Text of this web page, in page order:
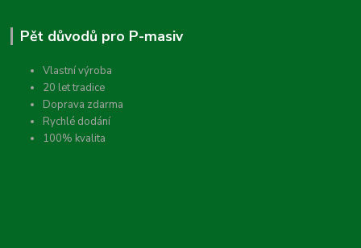
Pět důvodů pro P-masiv
Vlastní výroba
20 let tradice
Doprava zdarma
Rychlé dodání
100% kvalita